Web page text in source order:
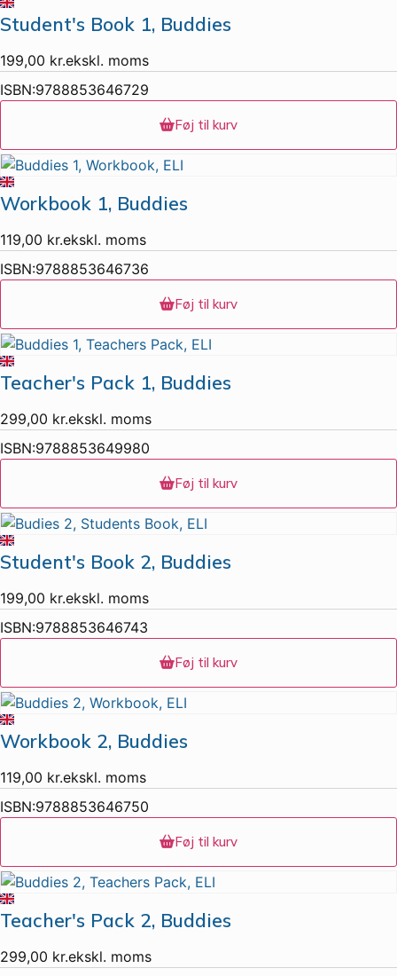
Student's Book 1, Buddies
199,00 kr.ekskl. moms
ISBN:9788853646729
Føj til kurv
Workbook 1, Buddies
119,00 kr.ekskl. moms
ISBN:9788853646736
Føj til kurv
Teacher's Pack 1, Buddies
299,00 kr.ekskl. moms
ISBN:9788853649980
Føj til kurv
Student's Book 2, Buddies
199,00 kr.ekskl. moms
ISBN:9788853646743
Føj til kurv
Workbook 2, Buddies
119,00 kr.ekskl. moms
ISBN:9788853646750
Føj til kurv
Teacher's Pack 2, Buddies
299,00 kr.ekskl. moms